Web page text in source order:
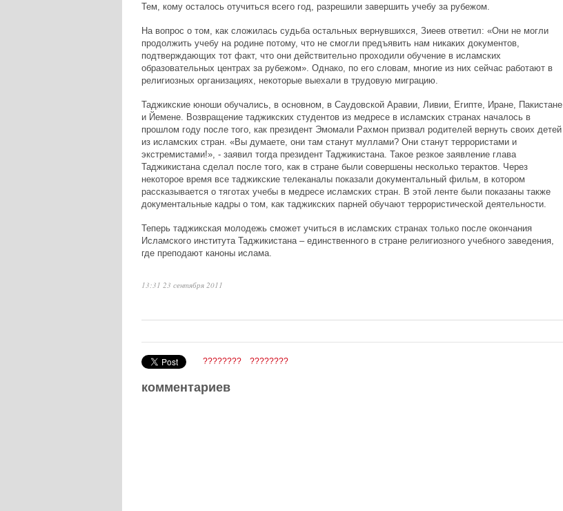
Тем, кому осталось отучиться всего год, разрешили завершить учебу за рубежом.
На вопрос о том, как сложилась судьба остальных вернувшихся, Зиеев ответил: «Они не могли
продолжить учебу на родине потому, что не смогли предъявить нам никаких документов,
подтверждающих тот факт, что они действительно проходили обучение в исламских
образовательных центрах за рубежом». Однако, по его словам, многие из них сейчас работают в
религиозных организациях, некоторые выехали в трудовую миграцию.
Таджикские юноши обучались, в основном, в Саудовской Аравии, Ливии, Египте, Иране, Пакистане
и Йемене. Возвращение таджикских студентов из медресе в исламских странах началось в
прошлом году после того, как президент Эмомали Рахмон призвал родителей вернуть своих детей
из исламских стран. «Вы думаете, они там станут муллами? Они станут террористами и
экстремистами!», - заявил тогда президент Таджикистана. Такое резкое заявление глава
Таджикистана сделал после того, как в стране были совершены несколько терактов. Через
некоторое время все таджикские телеканалы показали документальный фильм, в котором
рассказывается о тяготах учебы в медресе исламских стран. В этой ленте были показаны также
документальные кадры о том, как таджикских парней обучают террористической деятельности.
Теперь таджикская молодежь сможет учиться в исламских странах только после окончания
Исламского института Таджикистана – единственного в стране религиозного учебного заведения,
где преподают каноны ислама.
13:31 23 сентября 2011
???????? ????????
комментариев